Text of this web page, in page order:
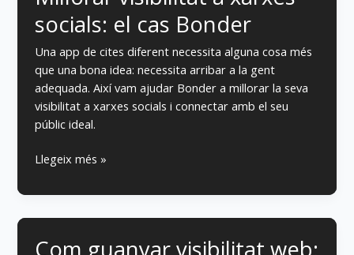
socials: el cas Bonder
Una app de cites diferent necessita alguna cosa més
que una bona idea: necessita arribar a la gent
adequada. Així vam ajudar Bonder a millorar la seva
visibilitat a xarxes socials i connectar amb el seu
públic ideal.
Millorar
a
el
Llegeix més »
Com guanyar visibilitat web: